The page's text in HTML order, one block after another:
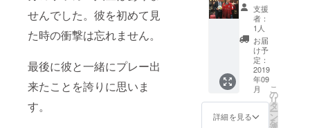
せんでした。彼を初めて見
た時の衝撃は忘れません。
最後に彼と一緒にプレー出
来たことを誇りに思いま
す。
式会社
アイン
ホール
ディン
グス ダ
イアモ
ンド
ヘッド
株式会
社
SOPH.c
ムのサ
イズ指
定は出
来ませ
ん。
人数や
時間な
どはぜ
ひ、打
ち合わ
せをさ
せてく
ださ
い。プ
ロサッ
カー生
活22年
球＋
2019年
所属
北海道
コンサ
ドーレ
札幌全
選手の
サイン
入りレ
プリカ
ユニ
支援
者：
1人
お届
け予
定：
2019
年09
月
詳細を見る
こ
の
リ
タ
ー
ン
を